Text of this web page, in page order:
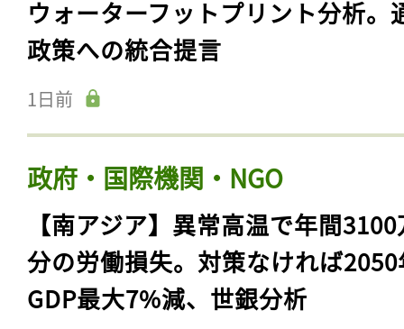
ウォーターフットプリント分析。
政策への統合提言
1日前
政府・国際機関・NGO
【南アジア】異常高温で年間
分の労働損失。対策なければ
GDP最大7%減、世銀分析